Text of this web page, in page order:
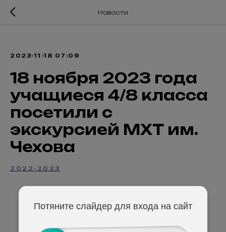
Потяните слайдер для входа на сайт
Новости
2023-11-18 07:09
18 ноября 2023 года
учащиеся 4/8 класса
посетили с
экскурсией МХТ им.
Чехова
2022-2023